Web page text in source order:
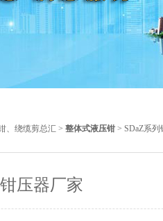
、绕缆剪总汇 > 整体式液压钳> SDaZ系列
压器厂家